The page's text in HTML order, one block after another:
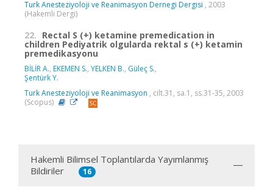
Turk Anesteziyoloji ve Reanimasyon Dernegi Dergisi , 2003
(Hakemli Dergi)
22. Rectal S (+) ketamine premedication in
children Pediyatrik olgularda rektal s (+) ketamin
premedikasyonu
BİLİR A., EKEMEN S., YELKEN B., Güleç S.,
Şentürk Y.
Turk Anesteziyoloji ve Reanimasyon , cilt.31, sa.1, ss.31-35, 2003
(Scopus)
Hakemli Bilimsel Toplantılarda Yayımlanmış
Bildiriler
16